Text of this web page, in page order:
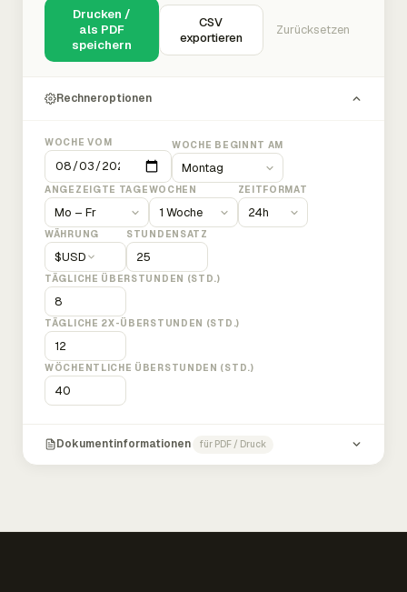
Drucken /
als PDF
speichern
CSV
exportieren
Zurücksetzen
Rechneroptionen
WOCHE VOM WOCHE BEGINNT AM
ANGEZEIGTE TAGEWOCHEN ZEITFORMAT
WÄHRUNG
$USD
STUNDENSATZ
TÄGLICHE ÜBERSTUNDEN (STD.)
TÄGLICHE 2X-ÜBERSTUNDEN (STD.)
WÖCHENTLICHE ÜBERSTUNDEN (STD.)
Dokumentinformationen für PDF / Druck